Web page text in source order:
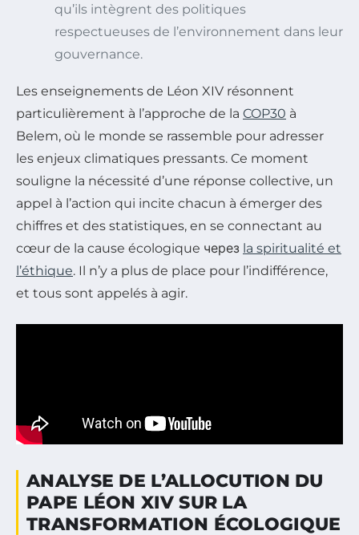
qu’ils intègrent des politiques
respectueuses de l’environnement dans leur
gouvernance.
Les enseignements de Léon XIV résonnent
particulièrement à l’approche de la COP30 à
Belem, où le monde se rassemble pour adresser
les enjeux climatiques pressants. Ce moment
souligne la nécessité d’une réponse collective, un
appel à l’action qui incite chacun à émerger des
chiffres et des statistiques, en se connectant au
cœur de la cause écologique через la spiritualité et
l’éthique. Il n’y a plus de place pour l’indifférence,
et tous sont appelés à agir.
ANALYSE DE L’ALLOCUTION DU
PAPE LÉON XIV SUR LA
TRANSFORMATION ÉCOLOGIQUE